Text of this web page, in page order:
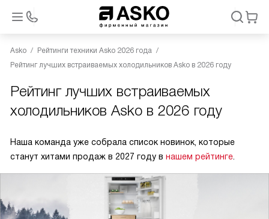
Asko
Рейтинги техники Asko 2026 года
Рейтинг лучших встраиваемых холодильников Asko в 2026 году
Рейтинг лучших встраиваемых
холодильников Asko в 2026 году
Наша команда уже собрала список новинок, которые
станут хитами продаж в 2027 году в нашем рейтинге